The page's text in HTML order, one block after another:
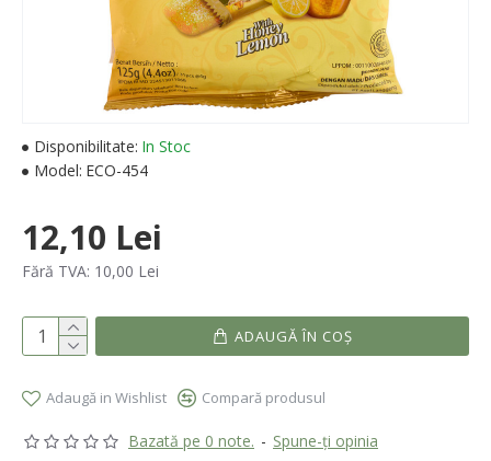
Disponibilitate: In Stoc
Model: ECO-454
Bazată pe 0 note. - Spune-ţi opinia
12,10 Lei
Fără TVA: 10,00 Lei
ADAUGĂ ÎN COŞ
Adaugă in Wishlist Compară produsul